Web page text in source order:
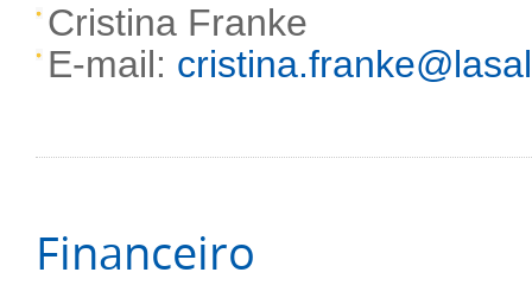
Cristina Franke
E-mail:
Financeiro